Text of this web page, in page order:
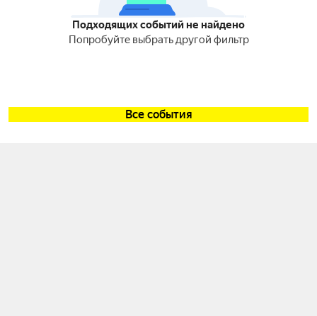
Подходящих событий не найдено
Попробуйте выбрать другой фильтр
Все события